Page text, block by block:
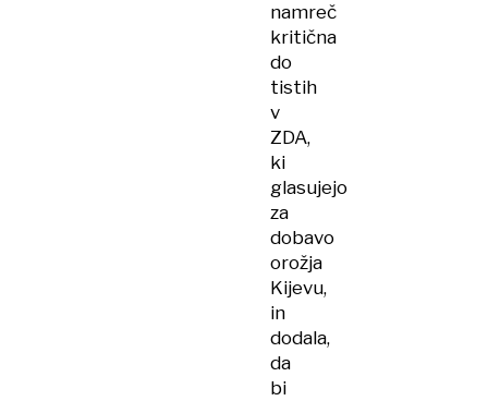
namreč
kritična
do
tistih
v
ZDA,
ki
glasujejo
za
dobavo
orožja
Kijevu,
in
dodala,
da
bi